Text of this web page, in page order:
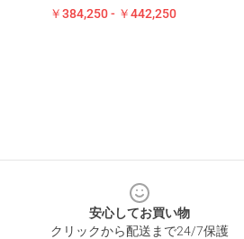
￥384,250 - ￥442,250
安心してお買い物
クリックから配送まで24/7保護